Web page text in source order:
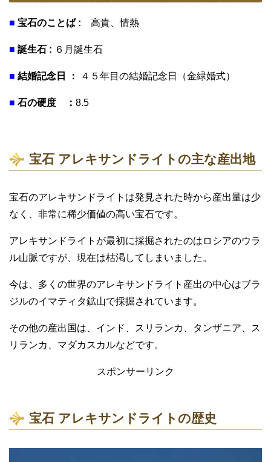
■ 宝石のことば : 高貴、情熱
■ 誕生石 : ６月誕生石
■ 結婚記念日 ： ４５年目の結婚記念日（金緑婚式）
■ 石の硬度 ： 8.5
宝石 アレキサンドライトの主な産出地
宝石のアレキサンドライトは発見された時から産出量は少
なく、非常に稀少価値の高い宝石です。
アレキサンドライトが最初に採掘されたのはロシアのウラ
ル山脈ですが、現在は枯渇してしまいました。
今は、多くの世界のアレキサンドライト産出の中心はブラ
ジルのイマティタ鉱山で採掘されています。
その他の産出国は、インド、スリランカ、タンザニア、ス
リランカ、マダカスカルなどです。
スポンサーリンク
宝石 アレキサンドライトの歴史